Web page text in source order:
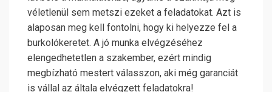
véletlenül sem metszi ezeket a feladatokat. Azt is
alaposan meg kell fontolni, hogy ki helyezze fel a
burkolókeretet. A jó munka elvégzéséhez
elengedhetetlen a szakember, ezért mindig
megbízható mestert válasszon, aki még garanciát
is vállal az általa elvégzett feladatokra!